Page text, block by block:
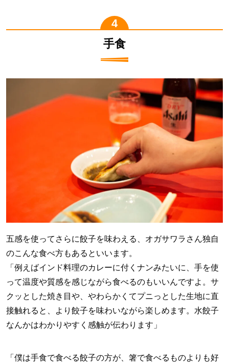
手食
五感を使ってさらに餃子を味わえる、オガサワラさん独自
のこんな食べ方もあるといいます。
「例えばインド料理のカレーに付くナンみたいに、手を使
って温度や質感を感じながら食べるのもいいんですよ。サ
クッとした焼き目や、やわらかくてプニっとした生地に直
接触れると、より餃子を味わいながら楽しめます。水餃子
なんかはわかりやすく感触が伝わります」
「僕は手食で食べる餃子の方が、箸で食べるものよりも好